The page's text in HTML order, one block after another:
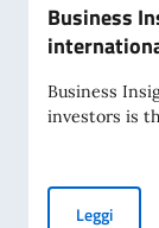
Business
Business
investors is
Leggi